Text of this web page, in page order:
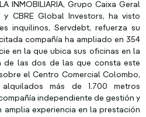
INMOBILIARIA, Grupo Caixa Geral
CBRE Global Investors, ha visto
inquilinos, Servdebt, refuerza su
compañía ha ampliado en 354
en la que ubica sus oficinas en la
de las dos de las que consta este
el Centro Comercial Colombo,
más de 1.700 metros
independiente de gestión y
experiencia en la prestación